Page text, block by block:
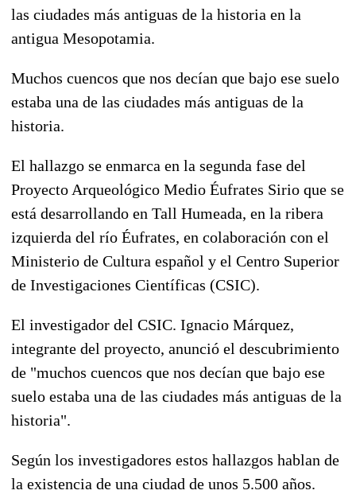
las ciudades más antiguas de la historia en la
antigua Mesopotamia.
Muchos cuencos que nos decían que bajo ese suelo
estaba una de las ciudades más antiguas de la
historia.
El hallazgo se enmarca en la segunda fase del
Proyecto Arqueológico Medio Éufrates Sirio que se
está desarrollando en Tall Humeada, en la ribera
izquierda del río Éufrates, en colaboración con el
Ministerio de Cultura español y el Centro Superior
de Investigaciones Científicas (CSIC).
El investigador del CSIC. Ignacio Márquez,
integrante del proyecto, anunció el descubrimiento
de "muchos cuencos que nos decían que bajo ese
suelo estaba una de las ciudades más antiguas de la
historia".
Según los investigadores estos hallazgos hablan de
la existencia de una ciudad de unos 5.500 años.